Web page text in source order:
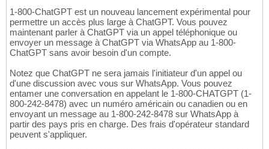
1-800-ChatGPT est un nouveau lancement expérimental pour
permettre un accès plus large à ChatGPT. Vous pouvez
maintenant parler à ChatGPT via un appel téléphonique ou
envoyer un message à ChatGPT via WhatsApp au 1-800-
ChatGPT sans avoir besoin d'un compte.
Notez que ChatGPT ne sera jamais l'initiateur d'un appel ou
d'une discussion avec vous sur WhatsApp. Vous pouvez
entamer une conversation en appelant le 1-800-CHATGPT (1-
800-242-8478) avec un numéro américain ou canadien ou en
envoyant un message au 1-800-242-8478 sur WhatsApp à
partir des pays pris en charge. Des frais d'opérateur standard
peuvent s'appliquer.